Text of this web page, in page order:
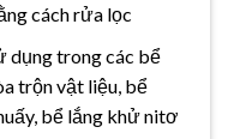
cách rửa lọc
dụng trong các bể
trộn vật liệu, bể
bể lắng khử nitơ